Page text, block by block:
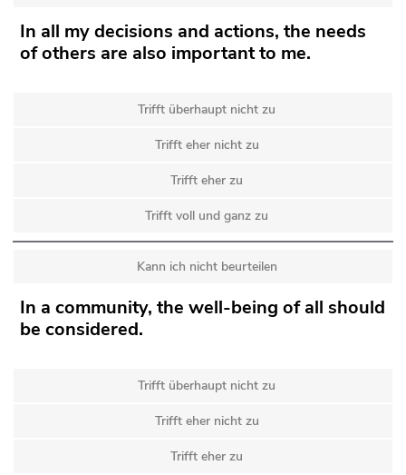
In all my decisions and actions, the needs
of others are also important to me.
Trifft überhaupt nicht zu
Trifft eher nicht zu
Trifft eher zu
Trifft voll und ganz zu
Kann ich nicht beurteilen
In a community, the well-being of all should
be considered.
Trifft überhaupt nicht zu
Trifft eher nicht zu
Trifft eher zu